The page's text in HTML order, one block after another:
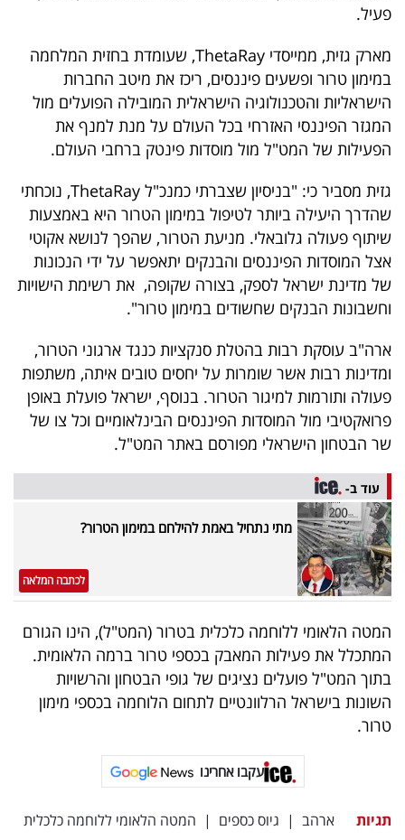
UNDER
40
שיתופי
פעולה
דרושים
ניוזלטרים
מייל
אדום
פרסמו
באייס
עקבו
אחרינו:
פעיל.
מארק גזית, ממייסדי ThetaRay, שעומדת בחזית המלחמה
במימון טרור ופשעים פיננסים, ריכז את מיטב החברות
הישראליות והטכנולוגיה הישראלית המובילה הפועלים מול
המגזר הפיננסי האזרחי בכל העולם על מנת למנף את
הפעילות של המט"ל מול מוסדות פינטק ברחבי העולם.
גזית מסביר כי: "בניסיון שצברתי כמנכ"ל ThetaRay, נוכחתי
שהדרך היעילה ביותר לטיפול במימון הטרור היא באמצעות
שיתוף פעולה גלובאלי. מניעת הטרור, שהפך לנושא אקוטי
אצל המוסדות הפיננסים והבנקים יתאפשר על ידי הנכונות
של מדינת ישראל לספק, בצורה שקופה, את רשימת הישויות
וחשבונות הבנקים שחשודים במימון טרור".
ארה"ב עוסקת רבות בהטלת סנקציות כנגד ארגוני הטרור,
ומדינות רבות אשר שומרות על יחסים טובים איתה, משתפות
פעולה ותורמות למיגור הטרור. בנוסף, ישראל פועלת באופן
פרואקטיבי מול המוסדות הפיננסים הבינלאומיים וכל צו של
שר הבטחון הישראלי מפורסם באתר המט"ל.
עוד ב-
מתי נתחיל באמת להילחם במימון הטרור?
לכתבה המלאה
המטה הלאומי ללוחמה כלכלית בטרור (המט"ל), הינו הגורם
המתכלל את פעילות המאבק בכספי טרור ברמה הלאומית.
בתוך המט"ל פועלים נציגים של גופי הבטחון והרשויות
השונות בישראל הרלוונטיים לתחום הלוחמה בכספי מימון
טרור.
עקבו אחרינו
תגיות ארהב | גיוס כספים | המטה הלאומי ללוחמה כלכלית